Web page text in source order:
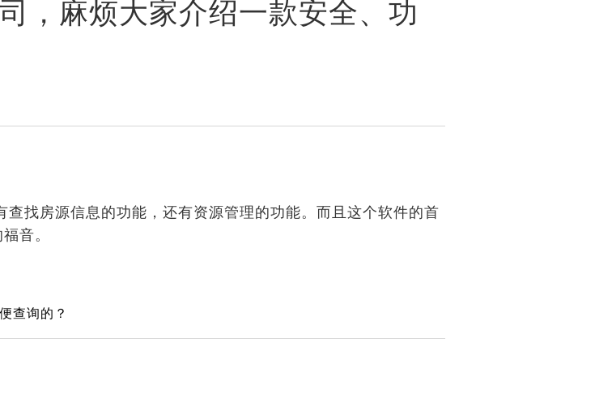
，麻烦大家介绍一款安全、功
找房源信息的功能，还有资源管理的功能。而且这个软件的首
音。
查询的？